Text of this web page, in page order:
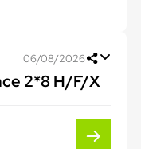
06/08/2026
2*8 H/F/X